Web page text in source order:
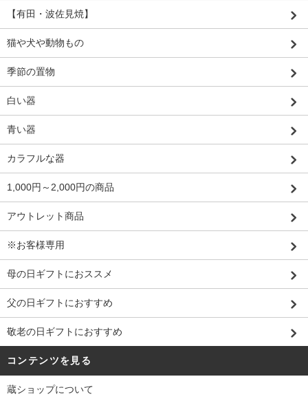
【有田・波佐見焼】
猫や犬や動物もの
季節の置物
白い器
青い器
カラフルな器
1,000円～2,000円の商品
アウトレット商品
※お客様専用
母の日ギフトにおススメ
父の日ギフトにおすすめ
敬老の日ギフトにおすすめ
コンテンツを見る
蔵ショップについて